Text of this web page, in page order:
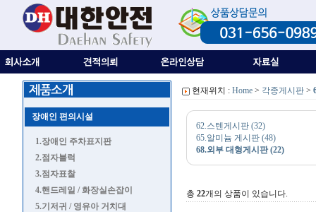
장애인 편의시설
1.장애인 주차표지판
2.점자블럭
3.점자표찰
4.핸드레일 / 화장실손잡이
5.기저귀 / 영유아 거치대
현재위치 : Home > 각종게시판 >
62.스텐게시판 (32)
65.알미늄 게시판 (48)
68.외부 대형게시판 (22)
총 22개의 상품이 있습니다.